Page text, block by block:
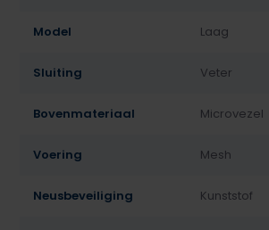
Model Laag
Sluiting Veter
Bovenmateriaal Microvezel
Voering Mesh
Neusbeveiliging Kunststof